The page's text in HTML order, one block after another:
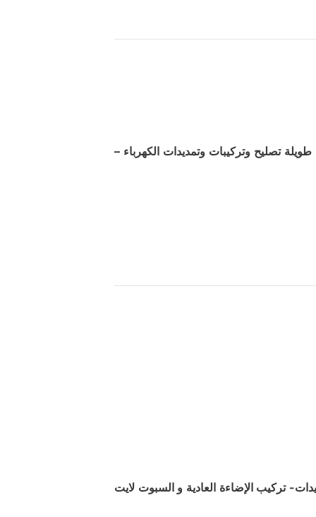
تصليح وتركيبات وتمديدات الكهرباء –
تركيب الإضاءة العادية و السبوت لايت